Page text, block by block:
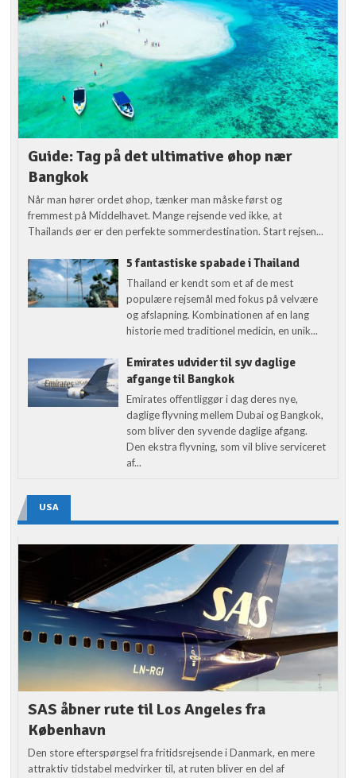
Guide: Tag på det ultimative øhop nær
Bangkok
Når man hører ordet øhop, tænker man måske først og
fremmest på Middelhavet. Mange rejsende ved ikke, at
Thailands øer er den perfekte sommerdestination. Start rejsen...
5 fantastiske spabade i Thailand
Thailand er kendt som et af de mest
populære rejsemål med fokus på velvære
og afslapning. Kombinationen af en lang
historie med traditionel medicin, en unik...
Emirates udvider til syv daglige
afgange til Bangkok
Emirates offentliggør i dag deres nye,
daglige flyvning mellem Dubai og Bangkok,
som bliver den syvende daglige afgang.
Den ekstra flyvning, som vil blive serviceret
af...
USA
SAS åbner rute til Los Angeles fra
København
Den store efterspørgsel fra fritidsrejsende i Danmark, en mere
attraktiv tidstabel medvirker til, at ruten bliver en del af